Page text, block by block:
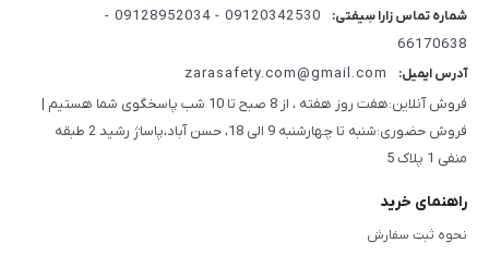
سیفتی🌸⚡️
سر و کار دارند، ادارات برق ، تکنسین های برق،کارگاه ها و…
طبقه بندي كلاس هاي دستكش عايق برق:
•.كلاس 00 : تا2500 ولت
•كلاس0 : 2500 ولت تا10000ولت
•كلاس1:از 5000 ولت تا 10000 ولت
شماره تماس زارا سِیفتی:
09120342530 - 09128952034 -
66170638
آدرس ایمیل:
zarasafety.com@gmail.com
فروش آنلاین:هفت روز هفته ، از 8 صبح تا 10 شب پاسخگوی شما هستیم |
فروش حضوری:شنبه تا چهارشنبه 9 الی 18، حسن آباد،پاساژ رشید 2 طبقه
منفی 1 پلاک 5
راهنمای خرید
نحوه ثبت سفارش